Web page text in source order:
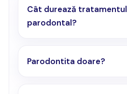
Cât durează tratamentul
parodontal?
Parodontita doare?